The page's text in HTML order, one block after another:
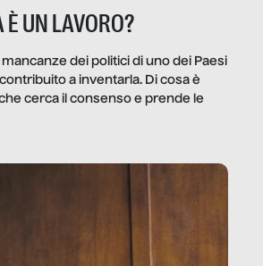
UN LAVORO?
dei politici di uno dei Paesi
a inventarla. Di cosa è
cerca il consenso e prende le